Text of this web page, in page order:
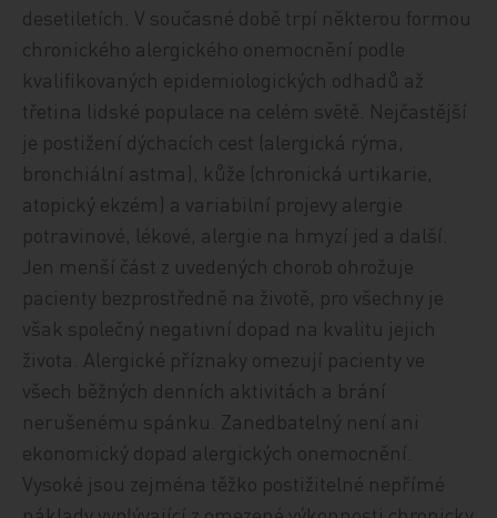
desetiletích. V současné době trpí některou formou
chronického alergického onemocnění podle
kvalifikovaných epidemiologických odhadů až
třetina lidské populace na celém světě. Nejčastější
je postižení dýchacích cest (alergická rýma,
bronchiální astma), kůže (chronická urtikarie,
atopický ekzém) a variabilní projevy alergie
potravinové, lékové, alergie na hmyzí jed a další.
Jen menší část z uvedených chorob ohrožuje
pacienty bezprostředně na životě, pro všechny je
však společný negativní dopad na kvalitu jejich
života. Alergické příznaky omezují pacienty ve
všech běžných denních aktivitách a brání
nerušenému spánku. Zanedbatelný není ani
ekonomický dopad alergických onemocnění.
Vysoké jsou zejména těžko postižitelné nepřímé